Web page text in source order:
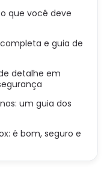
que você deve
e guia de
detalhe em
um guia dos
é bom, seguro e